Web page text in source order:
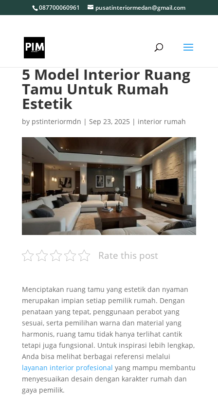
087700060961 pusatinteriormedan@gmail.com
5 Model Interior Ruang
Tamu Untuk Rumah
Estetik
by pstinteriormdn | Sep 23, 2025 | interior rumah
Rate this post
Menciptakan ruang tamu yang estetik dan nyaman
merupakan impian setiap pemilik rumah. Dengan
penataan yang tepat, penggunaan perabot yang
sesuai, serta pemilihan warna dan material yang
harmonis, ruang tamu tidak hanya terlihat cantik
tetapi juga fungsional. Untuk inspirasi lebih lengkap,
Anda bisa melihat berbagai referensi melalui
layanan interior profesional yang mampu membantu
menyesuaikan desain dengan karakter rumah dan
gaya pemilik.